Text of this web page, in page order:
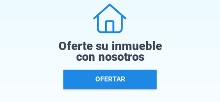
Oferte su inmueble
con nosotros
OFERTAR